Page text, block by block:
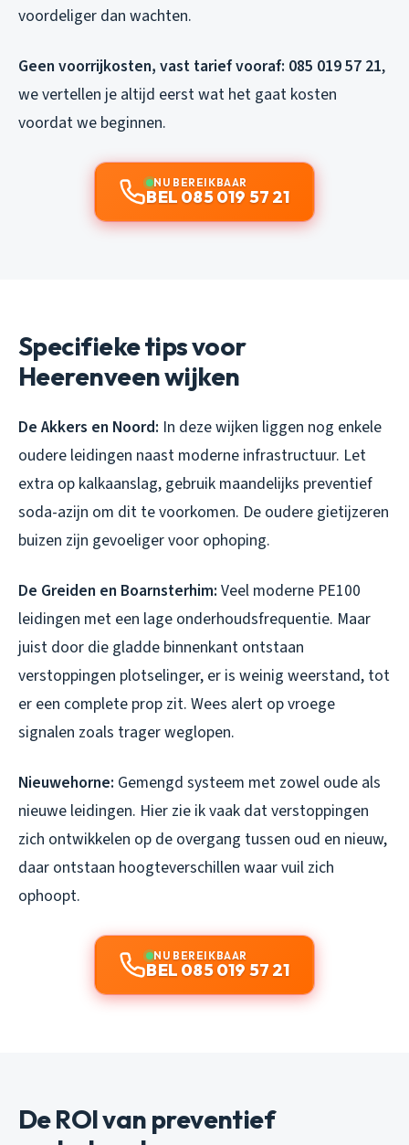
voordeliger dan wachten.
Geen voorrijkosten, vast tarief vooraf: 085 019 57 21,
we vertellen je altijd eerst wat het gaat kosten
voordat we beginnen.
NU BEREIKBAAR
BEL 085 019 57 21
Specifieke tips voor
Heerenveen wijken
De Akkers en Noord: In deze wijken liggen nog enkele
oudere leidingen naast moderne infrastructuur. Let
extra op kalkaanslag, gebruik maandelijks preventief
soda-azijn om dit te voorkomen. De oudere gietijzeren
buizen zijn gevoeliger voor ophoping.
De Greiden en Boarnsterhim: Veel moderne PE100
leidingen met een lage onderhoudsfrequentie. Maar
juist door die gladde binnenkant ontstaan
verstoppingen plotselinger, er is weinig weerstand, tot
er een complete prop zit. Wees alert op vroege
signalen zoals trager weglopen.
Nieuwehorne: Gemengd systeem met zowel oude als
nieuwe leidingen. Hier zie ik vaak dat verstoppingen
zich ontwikkelen op de overgang tussen oud en nieuw,
daar ontstaan hoogteverschillen waar vuil zich
ophoopt.
NU BEREIKBAAR
BEL 085 019 57 21
De ROI van preventief